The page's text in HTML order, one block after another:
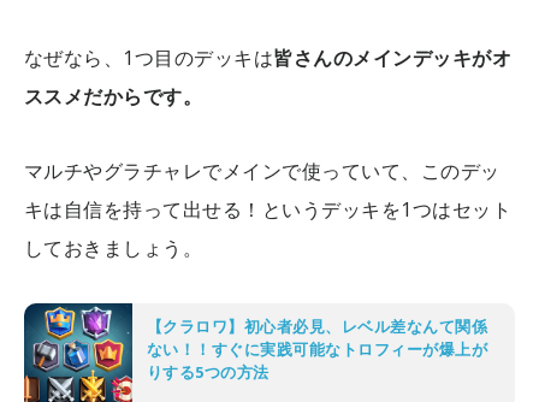
なぜなら、1つ目のデッキは皆さんのメインデッキがオ
ススメだからです。
マルチやグラチャレでメインで使っていて、このデッ
キは自信を持って出せる！というデッキを1つはセット
しておきましょう。
【クラロワ】初心者必見、レベル差なんて関係
ない！！すぐに実践可能なトロフィーが爆上が
りする5つの方法